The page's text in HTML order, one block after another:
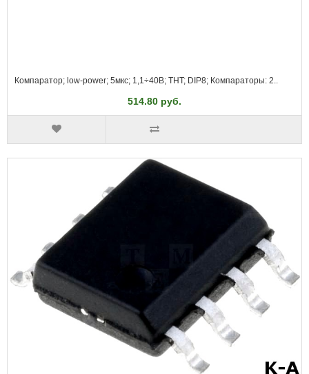
Компаратор; low-power; 5мкс; 1,1÷40В; THT; DIP8; Компараторы: 2..
514.80 руб.